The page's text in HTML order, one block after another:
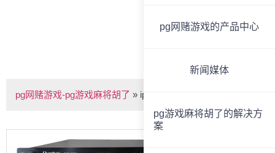
pg网赌游戏的产品中心
新闻媒体
pg游戏麻将胡了的解决方
案
ip网络音频终端bvs-pg网赌游戏
pg网赌游戏-pg游戏麻将胡了 » ip网络音频终端bvs-9506